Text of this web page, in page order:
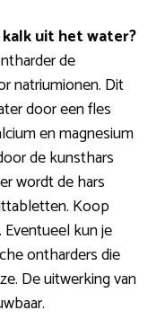
uit het water?
de
natriumionen. Dit
door een fles
en magnesium
de kunsthars
wordt de hars
Koop
kun je
ontharders die
De uitwerking van